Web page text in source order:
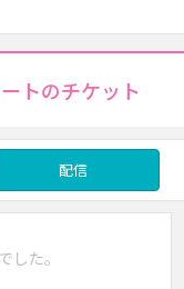
トのチケット
配信
した。